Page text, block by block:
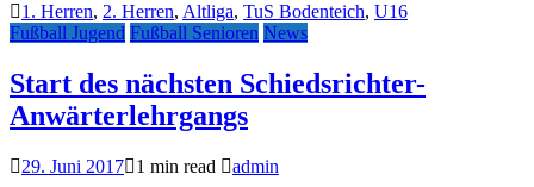
1. Herren, 2. Herren, Altliga, TuS Bodenteich, U16
Fußball Jugend Fußball Senioren News
Start des nächsten Schiedsrichter-
Anwärterlehrgangs
29. Juni 2017 1 min read
admin